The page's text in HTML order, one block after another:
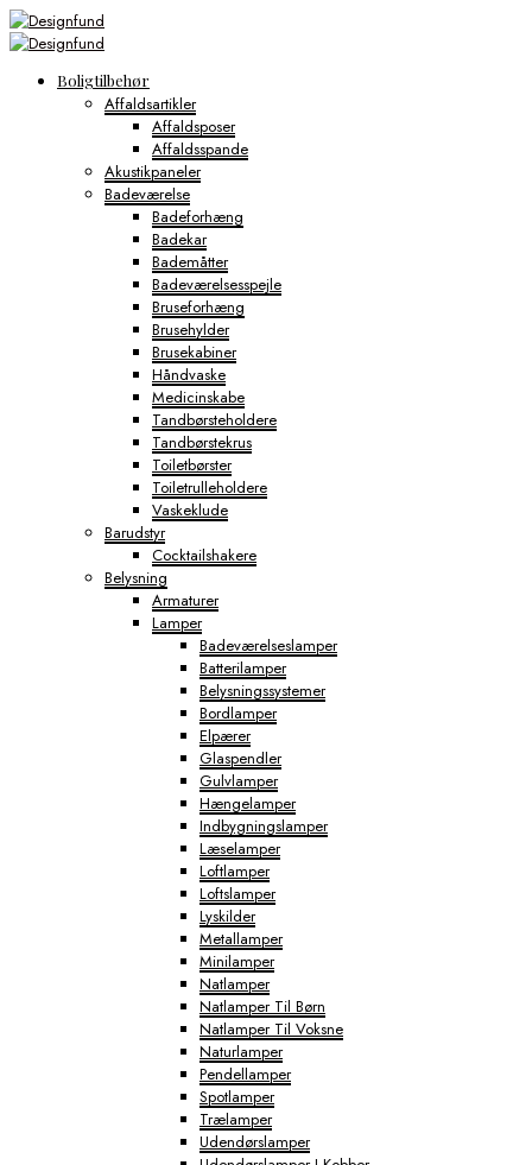
Boligtilbehør
Affaldsartikler
Affaldsposer
Affaldsspande
Akustikpaneler
Badeværelse
Badeforhæng
Badekar
Bademåtter
Badeværelsesspejle
Bruseforhæng
Brusehylder
Brusekabiner
Håndvaske
Medicinskabe
Tandbørsteholdere
Tandbørstekrus
Toiletbørster
Toiletrulleholdere
Vaskeklude
Barudstyr
Cocktailshakere
Belysning
Armaturer
Lamper
Badeværelseslamper
Batterilamper
Belysningssystemer
Bordlamper
Elpærer
Glaspendler
Gulvlamper
Hængelamper
Indbygningslamper
Læselamper
Loftlamper
Loftslamper
Lyskilder
Metallamper
Minilamper
Natlamper
Natlamper Til Børn
Natlamper Til Voksne
Naturlamper
Pendellamper
Spotlamper
Trælamper
Udendørslamper